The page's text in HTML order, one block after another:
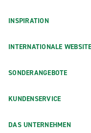
INSPIRATION
INTERNATIONALE
SONDERANGEBOTE
KUNDENSERVICE
DAS UNTERNEHMEN